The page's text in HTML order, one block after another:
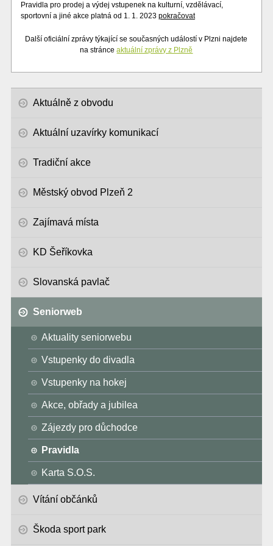
Pravidla pro prodej a výdej vstupenek na kulturní, vzdělávací,
sportovní a jiné akce platná od 1. 1. 2023 pokračovat
Další oficiální zprávy týkající se současných událostí v Plzni najdete
na stránceaktuální zprávy z Plzně
Aktuálně z obvodu
Aktuální uzavírky komunikací
Tradiční akce
Městský obvod Plzeň 2
Zajímavá místa
KD Šeříkovka
Slovanská pavlač
Seniorweb
Aktuality seniorwebu
Vstupenky do divadla
Vstupenky na hokej
Akce, obřady a jubilea
Zájezdy pro důchodce
Pravidla
Karta S.O.S.
Vítání občánků
Škoda sport park